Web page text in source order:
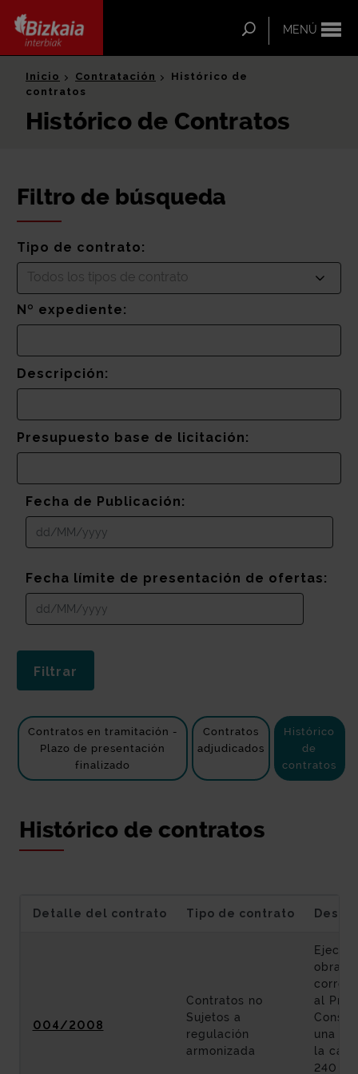
MENÚ
Buscar
Inicio Contratación
Histórico de
contratos
Histórico de Contratos
Filtro de búsqueda
Tipo de contrato:
Todos los tipos de contrato
Nº expediente:
Descripción:
Presupuesto base de licitación:
Fecha de Publicación:
Fecha límite de presentación de ofertas:
Contratos en tramitación -
Plazo de presentación
finalizado
Contratos
adjudicados
Histórico
de
contratos
Histórico de contratos
Detalle del contrato Tipo de contrato
004/2008
Contratos no
Sujetos a
regulación
armonizada
obras
al
una
la
240 en